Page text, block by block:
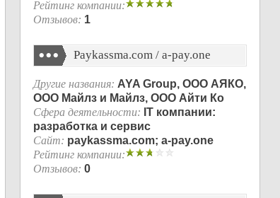
Рейтинг компании:
Отзывов: 1
Paykassma.com / a-pay.one
Другие названия: AYA Group, ООО АЯКО,
ООО Майлз и Майлз, ООО Айти Ко
Сфера деятельности: IT компании:
разработка и сервис
Сайт: paykassma.com; a-pay.one
Рейтинг компании:
Отзывов: 0